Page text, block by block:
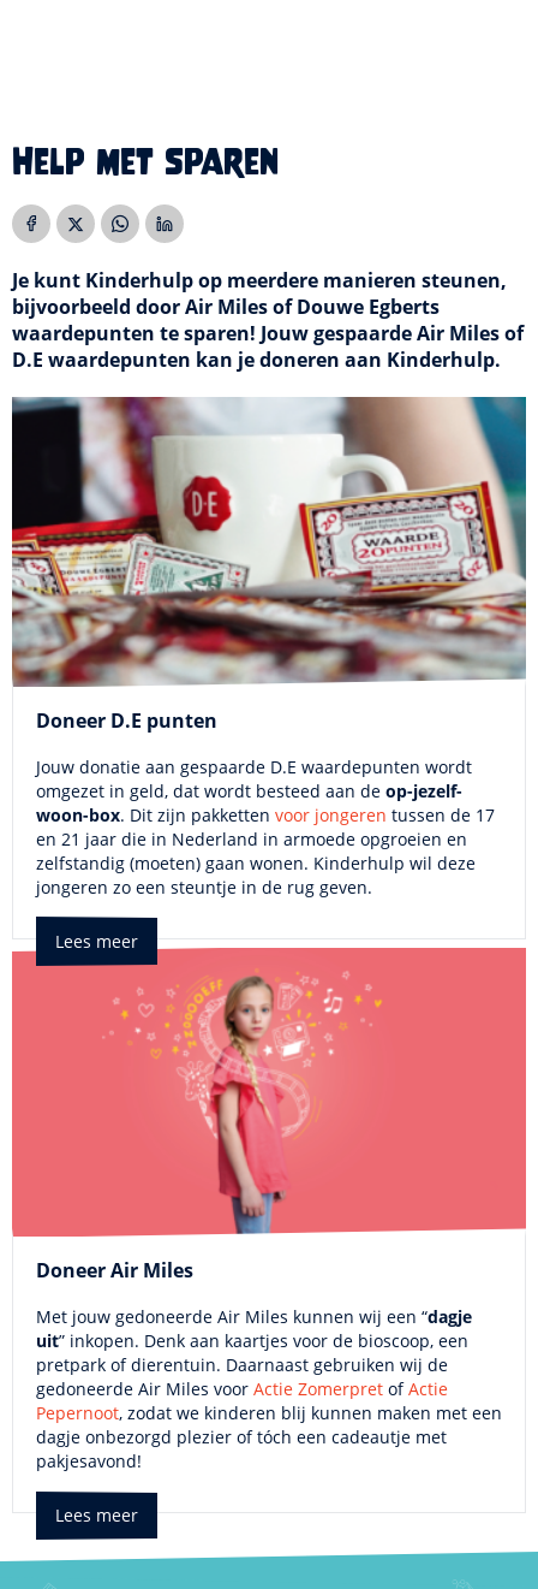
Help met sparen
Je kunt Kinderhulp op meerdere manieren steunen,
bijvoorbeeld door Air Miles of Douwe Egberts
waardepunten te sparen! Jouw gespaarde Air Miles of
D.E waardepunten kan je doneren aan Kinderhulp.
Doneer Air Miles
Met jouw gedoneerde Air Miles kunnen wij een “dagje
uit” inkopen. Denk aan kaartjes voor de bioscoop, een
pretpark of dierentuin. Daarnaast gebruiken wij de
gedoneerde Air Miles voor Actie Zomerpret ofActie
Pepernoot, zodat we kinderen blij kunnen maken met een
dagje onbezorgd plezier of tóch een cadeautje met
pakjesavond!
Lees meer
Doneer D.E punten
Jouw donatie aan gespaarde D.E waardepunten wordt
omgezet in geld, dat wordt besteed aan de op-jezelf-
woon-box. Dit zijn pakketten voor jongeren tussen de 17
en 21 jaar die in Nederland in armoede opgroeien en
zelfstandig (moeten) gaan wonen. Kinderhulp wil deze
jongeren zo een steuntje in de rug geven.
Lees meer